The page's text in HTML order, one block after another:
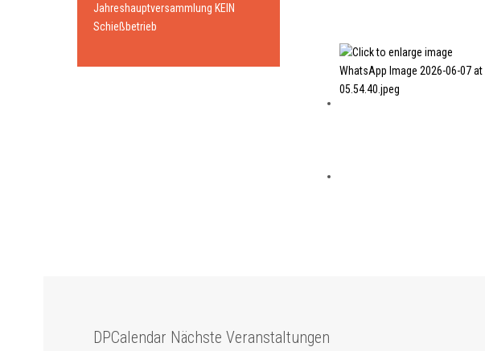
Jahreshauptversammlung KEIN
Schießbetrieb
DPCalendar Nächste Veranstaltungen